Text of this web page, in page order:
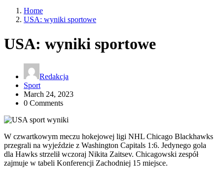
Home
USA: wyniki sportowe
USA: wyniki sportowe
Redakcja
Sport
March 24, 2023
0 Comments
W czwartkowym meczu hokejowej ligi NHL Chicago Blackhawks
przegrali na wyjeździe z Washington Capitals 1:6. Jedynego gola
dla Hawks strzelił wczoraj Nikita Zaitsev. Chicagowski zespół
zajmuje w tabeli Konferencji Zachodniej 15 miejsce.